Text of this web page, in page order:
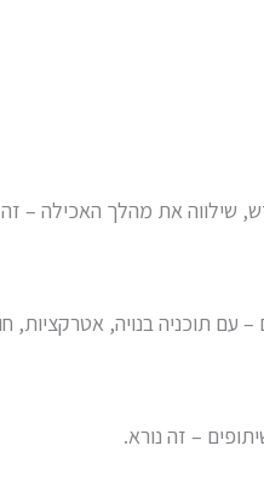
שילווה את מהלך האכילה – זה
בנויה, אטרקציות,
– זה נורא.